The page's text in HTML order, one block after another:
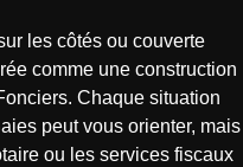
les côtés ou couverte
comme une construction
Chaque situation
peut vous orienter, mais
ou les services fiscaux